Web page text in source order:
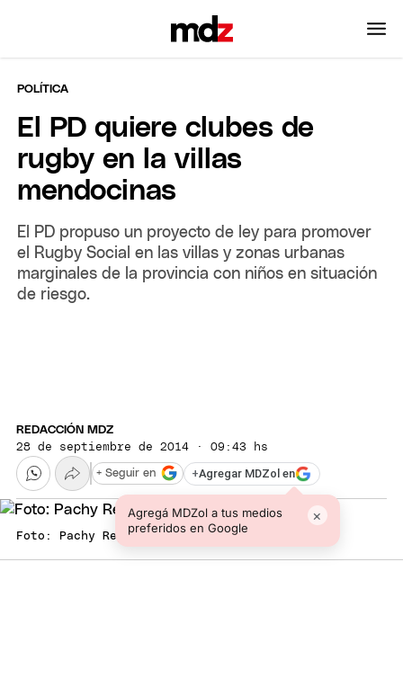
POLÍTICA
El PD quiere clubes de
rugby en la villas
mendocinas
El PD propuso un proyecto de ley para promover
el Rugby Social en las villas y zonas urbanas
marginales de la provincia con niños en situación
de riesgo.
REDACCIÓN MDZ
28 de septiembre de 2014 · 09:43 hs
+Agregar MDZol en
Agregá MDZol a tus medios
preferidos en Google
×
+ Seguir en
Foto: Pachy Reynoso / MDZ